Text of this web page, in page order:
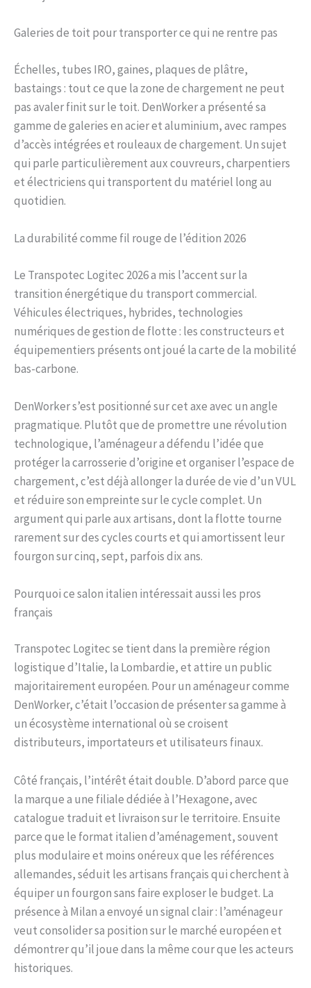
Galeries de toit pour transporter ce qui ne rentre pas
Échelles, tubes IRO, gaines, plaques de plâtre,
bastaings : tout ce que la zone de chargement ne peut
pas avaler finit sur le toit. DenWorker a présenté sa
gamme de galeries en acier et aluminium, avec rampes
d’accès intégrées et rouleaux de chargement. Un sujet
qui parle particulièrement aux couvreurs, charpentiers
et électriciens qui transportent du matériel long au
quotidien.
La durabilité comme fil rouge de l’édition 2026
Le Transpotec Logitec 2026 a mis l’accent sur la
transition énergétique du transport commercial.
Véhicules électriques, hybrides, technologies
numériques de gestion de flotte : les constructeurs et
équipementiers présents ont joué la carte de la mobilité
bas-carbone.
DenWorker s’est positionné sur cet axe avec un angle
pragmatique. Plutôt que de promettre une révolution
technologique, l’aménageur a défendu l’idée que
protéger la carrosserie d’origine et organiser l’espace de
chargement, c’est déjà allonger la durée de vie d’un VUL
et réduire son empreinte sur le cycle complet. Un
argument qui parle aux artisans, dont la flotte tourne
rarement sur des cycles courts et qui amortissent leur
fourgon sur cinq, sept, parfois dix ans.
Pourquoi ce salon italien intéressait aussi les pros
français
Transpotec Logitec se tient dans la première région
logistique d’Italie, la Lombardie, et attire un public
majoritairement européen. Pour un aménageur comme
DenWorker, c’était l’occasion de présenter sa gamme à
un écosystème international où se croisent
distributeurs, importateurs et utilisateurs finaux.
Côté français, l’intérêt était double. D’abord parce que
la marque a une filiale dédiée à l’Hexagone, avec
catalogue traduit et livraison sur le territoire. Ensuite
parce que le format italien d’aménagement, souvent
plus modulaire et moins onéreux que les références
allemandes, séduit les artisans français qui cherchent à
équiper un fourgon sans faire exploser le budget. La
présence à Milan a envoyé un signal clair : l’aménageur
veut consolider sa position sur le marché européen et
démontrer qu’il joue dans la même cour que les acteurs
historiques.